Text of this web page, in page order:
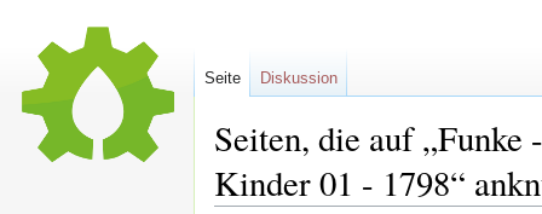
Seiten, die auf
Kinder 01 - 1798“
Seite Diskussion